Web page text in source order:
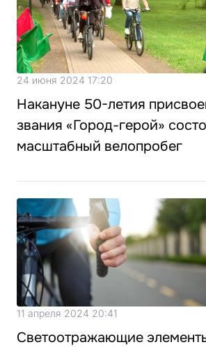
24 июня 2024 17:20
Накануне 50-летия
звания «Город-герой»
масштабный велопробег
11 апреля 2024 20:41
Светоотражающие